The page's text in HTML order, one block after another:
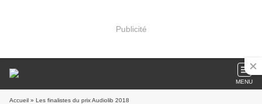
Publicité
MENU
Accueil » Les finalistes du prix Audiolib 2018